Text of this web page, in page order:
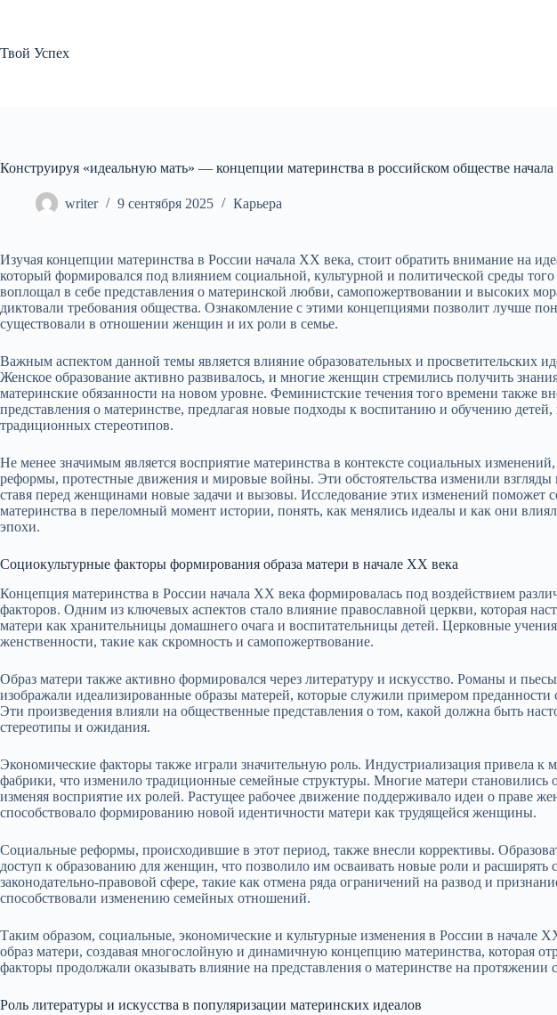
Твой Успех
Конструируя «идеальную мать» — концепции материнства в российском обществе
writer 9 сентября 2025 Карьера
Изучая концепции материнства в России начала XX века, стоит обратить внимание на
который формировался под влиянием социальной, культурной и политической среды
воплощал в себе представления о материнской любви, самопожертвовании и высоких
диктовали требования общества. Ознакомление с этими концепциями позволит лучше
существовали в отношении женщин и их роли в семье.
Важным аспектом данной темы является влияние образовательных и просветительских
Женское образование активно развивалось, и многие женщин стремились получить
материнские обязанности на новом уровне. Феминистские течения того времени также
представления о материнстве, предлагая новые подходы к воспитанию и обучению детей,
традиционных стереотипов.
Не менее значимым является восприятие материнства в контексте социальных
реформы, протестные движения и мировые войны. Эти обстоятельства изменили взгляды
ставя перед женщинами новые задачи и вызовы. Исследование этих изменений поможет
материнства в переломный момент истории, понять, как менялись идеалы и как они
эпохи.
Социокультурные факторы формирования образа матери в начале XX века
Концепция материнства в России начала XX века формировалась под воздействием
факторов. Одним из ключевых аспектов стало влияние православной церкви, которая
матери как хранительницы домашнего очага и воспитательницы детей. Церковные
женственности, такие как скромность и самопожертвование.
Образ матери также активно формировался через литературу и искусство. Романы и
изображали идеализированные образы матерей, которые служили примером преданности
Эти произведения влияли на общественные представления о том, какой должна быть
стереотипы и ожидания.
Экономические факторы также играли значительную роль. Индустриализация привела
фабрики, что изменило традиционные семейные структуры. Многие матери
изменяя восприятие их ролей. Растущее рабочее движение поддерживало идеи о праве
способствовало формированию новой идентичности матери как трудящейся женщины.
Социальные реформы, происходившие в этот период, также внесли коррективы.
доступ к образованию для женщин, что позволило им осваивать новые роли и расширять
законодательно-правовой сфере, такие как отмена ряда ограничений на развод и
способствовали изменению семейных отношений.
Таким образом, социальные, экономические и культурные изменения в России в начале
образ матери, создавая многослойную и динамичную концепцию материнства, которая
факторы продолжали оказывать влияние на представления о материнстве на протяжении
Роль литературы и искусства в популяризации материнских идеалов